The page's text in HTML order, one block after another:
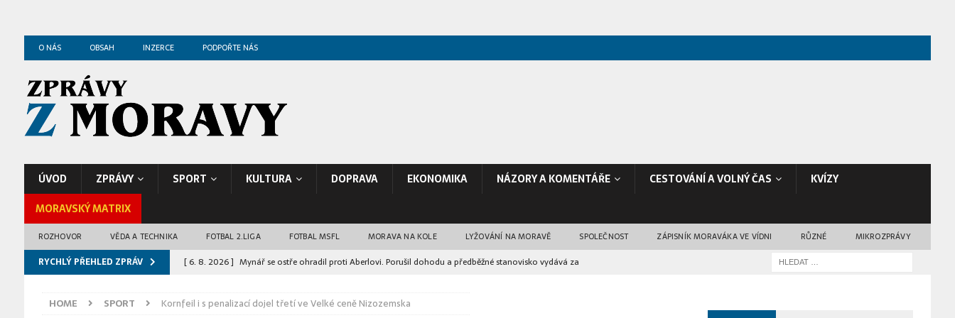
O NÁS OBSAH INZERCE PODPOŘTE NÁS
ÚVOD ZPRÁVY SPORT KULTURA DOPRAVA EKONOMIKA NÁZORY A KOMENTÁŘE CESTOVÁNÍ A VOLNÝ ČAS
KVÍZY
MORAVSKÝ MATRIX
ROZHOVOR VĚDA A TECHNIKA FOTBAL 2.LIGA FOTBAL MSFL MORAVA NA KOLE LYŽOVÁNÍ NA MORAVĚ SPOLEČNOST ZÁPISNÍK MORAVÁKA VE VÍDNI RŮZNÉ MIKROZPRÁVY
RYCHLÝ PŘEHLED ZPRÁV [ 6. 8. 2026 ] Mynář se ostře ohradil proti Aberlovi. Porušil dohodu a předběžné stanovisko vydává za
[ 6. 8. 2026 ] Netopýři během léta poranili 15 lidí. FN Ostrava je očkovala proti vzteklině
HOME SPORT Kornfeil i s penalizací dojel třetí ve Velké ceně Nizozemska